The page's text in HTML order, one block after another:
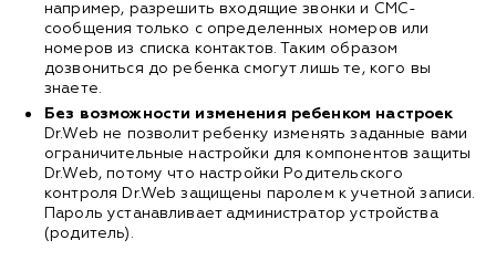
например, разрешить входящие звонки и СМС-
сообщения только с определенных номеров или
номеров из списка контактов. Таким образом
дозвониться до ребенка смогут лишь те, кого вы
знаете.
Без возможности изменения ребенком настроек
Dr.Web не позволит ребенку изменять заданные вами
ограничительные настройки для компонентов защиты
Dr.Web, потому что настройки Родительского
контроля Dr.Web защищены паролем к учетной записи.
Пароль устанавливает администратор устройства
(родитель).